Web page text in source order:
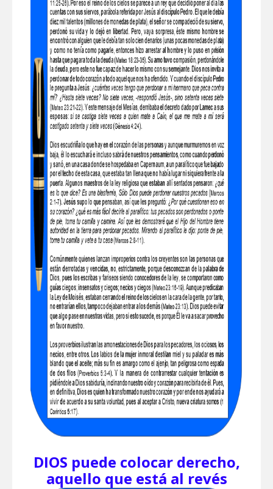
DIOS puede colocar derecho,
aquello que está al revés